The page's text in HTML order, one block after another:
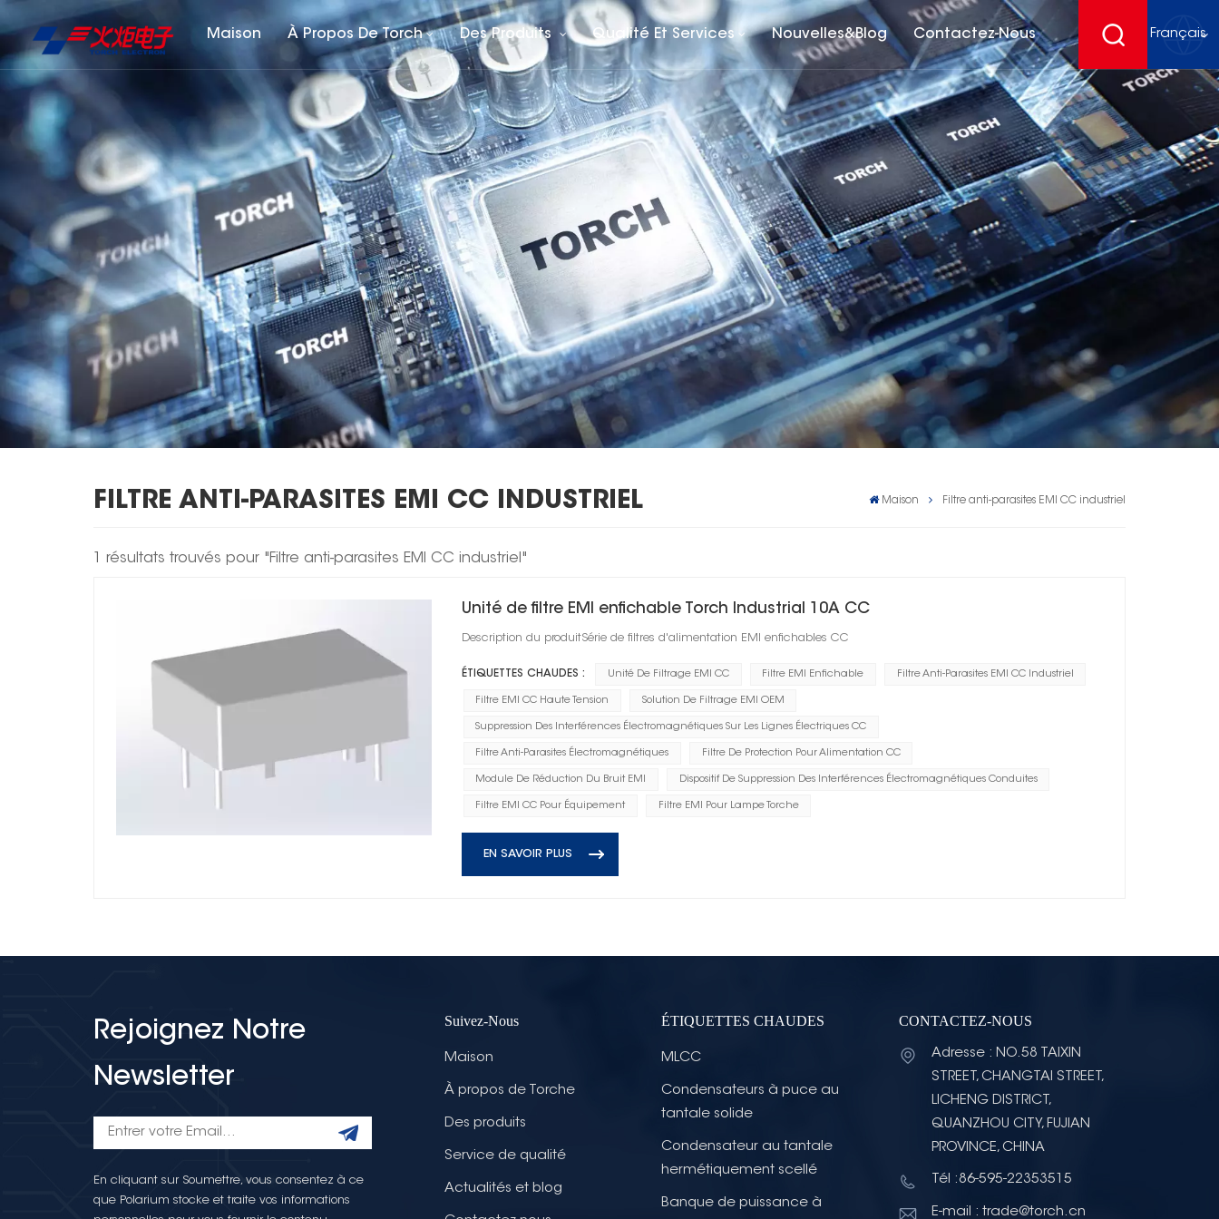
Maison À Propos De Torch Des Produits Qualité Et Services Nouvelles&Blog Contactez-Nous Français
English
français
Deutsch
español
FILTRE ANTI-PARASITES EMI CC INDUSTRIEL Maison Filtre anti-parasites EMI CC industriel
1 résultats trouvés pour "Filtre anti-parasites EMI CC industriel"
Unité de filtre EMI enfichable Torch Industrial 10A CC
Description du produitSérie de filtres d'alimentation EMI enfichables CC
ÉTIQUETTES CHAUDES : Unité De Filtrage EMI CC Filtre EMI Enfichable Filtre Anti-Parasites EMI CC Industriel
Filtre EMI CC Haute Tension Solution De Filtrage EMI OEM
Suppression Des Interférences Électromagnétiques Sur Les Lignes Électriques CC
Filtre Anti-Parasites Électromagnétiques Filtre De Protection Pour Alimentation CC
Module De Réduction Du Bruit EMI Dispositif De Suppression Des Interférences Électromagnétiques Conduites
Filtre EMI CC Pour Équipement Filtre EMI Pour Lampe Torche
EN SAVOIR PLUS
Rejoignez Notre
Newsletter
En cliquant sur Soumettre, vous consentez à ce
que Polarium stocke et traite vos informations
Suivez-Nous
Maison
À propos de Torche
Des produits
Service de qualité
Actualités et blog
ÉTIQUETTES CHAUDES
MLCC
Condensateurs à puce au
tantale solide
Condensateur au tantale
hermétiquement scellé
Banque de puissance à
CONTACTEZ-NOUS
Adresse : NO.58 TAIXIN
STREET, CHANGTAI STREET,
LICHENG DISTRICT,
QUANZHOU CITY, FUJIAN
PROVINCE, CHINA
Tél :86-595-22353515
E-mail : trade@torch.cn